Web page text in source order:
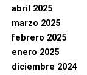
abril 2025
marzo 2025
febrero 2025
enero 2025
diciembre 2024